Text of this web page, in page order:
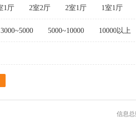
1厅 2室2厅 2室1厅 1室1厅
3000~5000 5000~10000 10000以上
信息总